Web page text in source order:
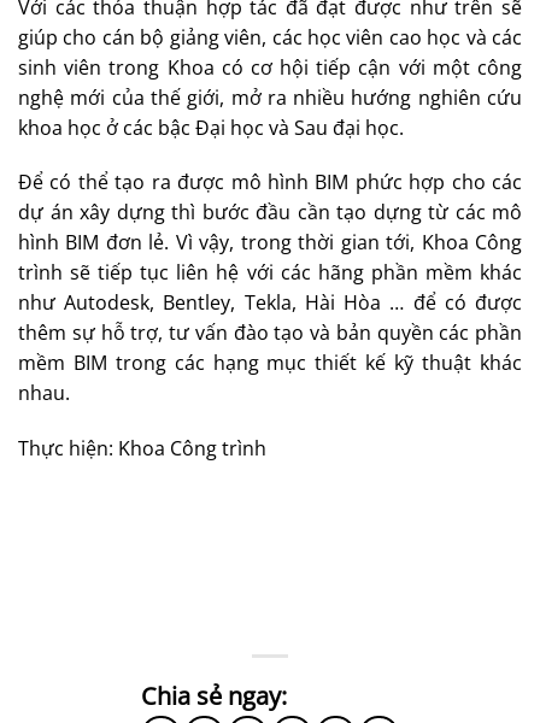
Với các thỏa thuận hợp tác đã đạt được như trên sẽ
giúp cho cán bộ giảng viên, các học viên cao học và các
sinh viên trong Khoa có cơ hội tiếp cận với một công
nghệ mới của thế giới, mở ra nhiều hướng nghiên cứu
khoa học ở các bậc Đại học và Sau đại học.
Để có thể tạo ra được mô hình BIM phức hợp cho các
dự án xây dựng thì bước đầu cần tạo dựng từ các mô
hình BIM đơn lẻ. Vì vậy, trong thời gian tới, Khoa Công
trình sẽ tiếp tục liên hệ với các hãng phần mềm khác
như Autodesk, Bentley, Tekla, Hài Hòa … để có được
thêm sự hỗ trợ, tư vấn đào tạo và bản quyền các phần
mềm BIM trong các hạng mục thiết kế kỹ thuật khác
nhau.
Thực hiện: Khoa Công trình